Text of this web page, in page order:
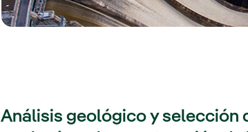
Análisis geológico y selección